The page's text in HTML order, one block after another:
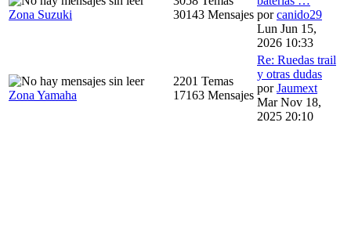
Zona Suzuki
30143 Mensajes porcanido29
Lun Jun 15,
2026 10:33
Zona Yamaha
2201 Temas
17163 Mensajes
Re: Ruedas trail
y otras dudas
porJaumext
Mar Nov 18,
2025 20:10